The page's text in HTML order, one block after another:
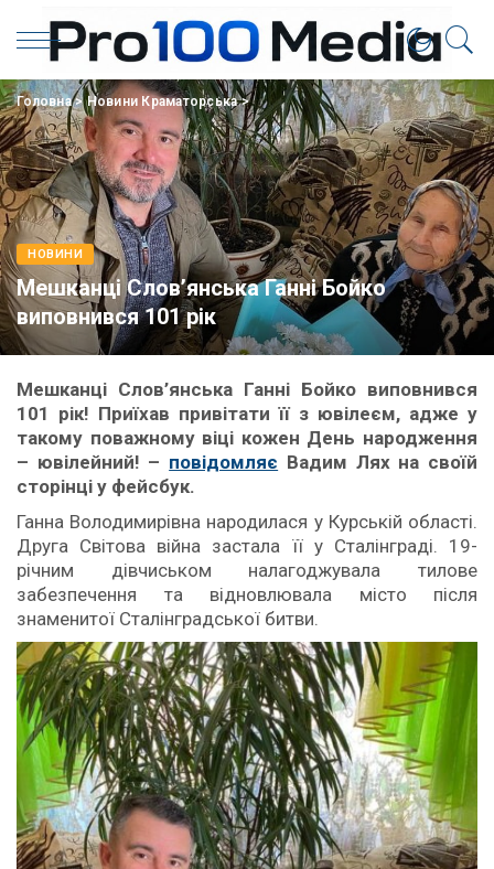
Головна>Новини Краматорська>
НОВИНИ
Мешканці Слов’янська Ганні Бойко
виповнився 101 рік
Мешканці Слов’янська Ганні Бойко виповнився
101 рік! Приїхав привітати її з ювілеєм, адже у
такому поважному віці кожен День народження
– ювілейний! – повідомляє Вадим Лях на своїй
сторінці у фейсбук.
Ганна Володимирівна народилася у Курській області.
Друга Світова війна застала її у Сталінграді. 19-
річним дівчиськом налагоджувала тилове
забезпечення та відновлювала місто після
знаменитої Сталінградської битви.